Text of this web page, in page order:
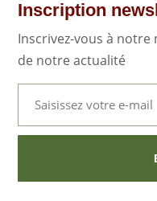
Inscription
Inscrivez-vous à
de notre actualité